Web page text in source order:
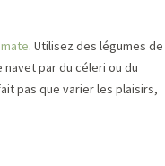
. Utilisez des légumes de
par du céleri ou du
pas que varier les plaisirs,